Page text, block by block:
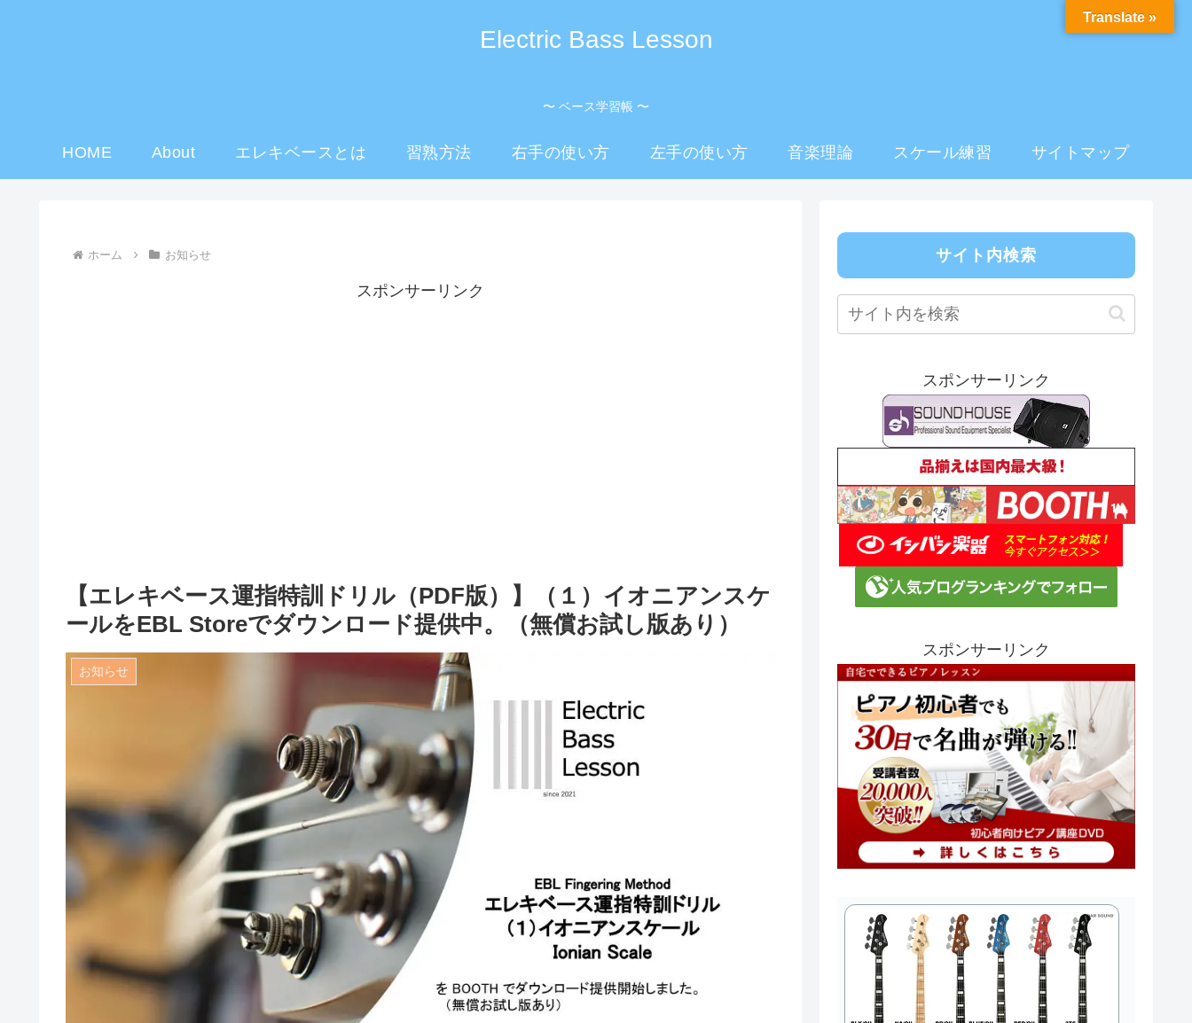
Electric Bass Lesson
〜 ベース学習帳 〜
HOME About エレキベースとは 習熟方法 右手の使い方 左手の使い方 音楽理論 スケール練習 サイトマップ
ホーム お知らせ
スポンサーリンク
【エレキベース運指特訓ドリル（PDF版）】（１）イオニアンスケ
ールをEBL Storeでダウンロード提供中。（無償お試し版あり）
お知らせ
サイト内検索
スポンサーリンク
スポンサーリンク
Translate »